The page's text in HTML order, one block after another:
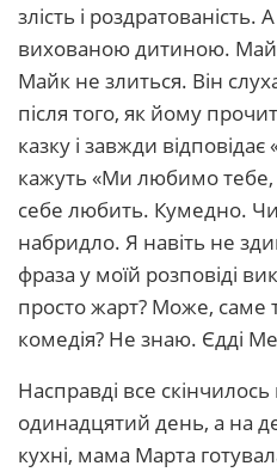
злість і
вихованою дитиною.
Майк не злиться. Він
після того, як йому
казку і завжди
кажуть «Ми любимо тебе,
себе любить. Кумедно. Чи
набридло. Я навіть не
фраза у моїй розповіді
просто жарт? Може, саме
комедія? Не знаю. Єдді
Насправді все скінчилось
одинадцятий день, а на
кухні, мама Марта